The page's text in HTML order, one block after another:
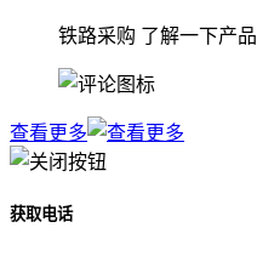
铁路采购 了解一下产品
查看更多
获取电话